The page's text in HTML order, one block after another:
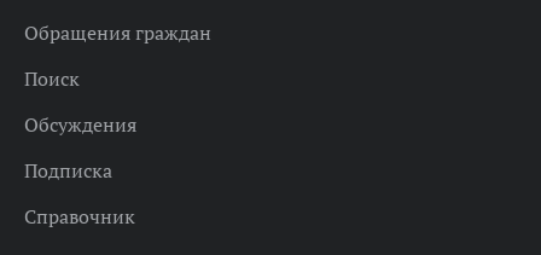
Обращения граждан
Поиск
Обсуждения
Подписка
Справочник